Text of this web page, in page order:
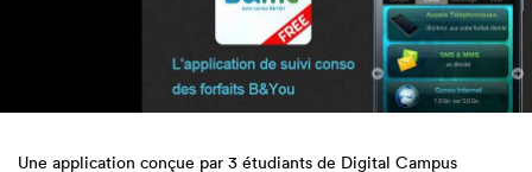
Une application conçue par 3 étudiants de Digital Campus